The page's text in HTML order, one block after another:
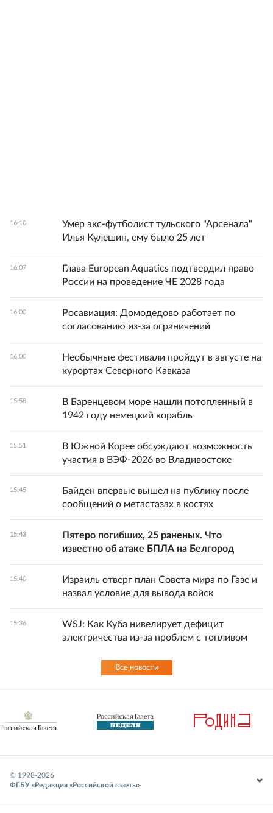
16:10
Умер экс-футболист тульского "Арсенала"
Илья Кулешин, ему было 25 лет
16:07
Глава European Aquatics подтвердил право
России на проведение ЧЕ 2028 года
16:00
Росавиация: Домодедово работает по
согласованию из-за ограничений
16:00
Необычные фестивали пройдут в августе на
курортах Северного Кавказа
15:58
В Баренцевом море нашли потопленный в
1942 году немецкий корабль
15:51
В Южной Корее обсуждают возможность
участия в ВЭФ-2026 во Владивостоке
15:45
Байден впервые вышел на публику после
сообщений о метастазах в костях
15:43
Пятеро погибших, 25 раненых. Что
известно об атаке БПЛА на Белгород
15:40
Израиль отверг план Совета мира по Газе и
назвал условие для вывода войск
15:36
WSJ: Как Куба нивелирует дефицит
электричества из-за проблем с топливом
Все новости
© 1998-2026
ФГБУ «Редакция «Российской газеты»